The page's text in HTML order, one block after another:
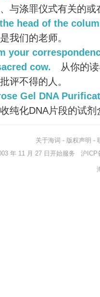
与涤罪仪式有关的
head of the
我们的老师。
your
cow.
从你的
评不得的人。
Gel DNA
纯化DNA片段的试剂
关于海词 - 版权声明 -
年 11 月 27 日开始服务 沪ICP